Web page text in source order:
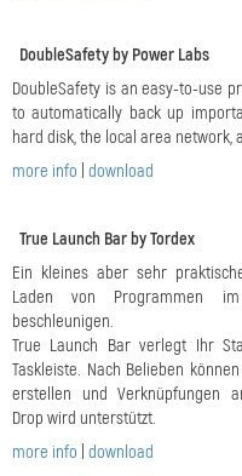
DoubleSafety by Power Labs
DoubleSafety is an easy-to-use
to automatically back up
hard disk, the local area network, a
more info download
True Launch Bar by Tordex
Ein kleines aber sehr
Laden von Programmen
beschleunigen.
True Launch Bar verlegt Ihr
Taskleiste. Nach Belieben
erstellen und Verknüpfungen
Drop wird unterstützt.
more info download